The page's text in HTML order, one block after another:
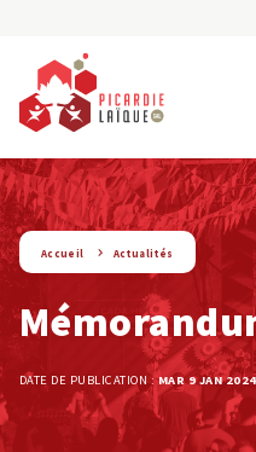
string(9) « actualite »
Accueil Actualités
DATE DE PUBLICATION :MAR 9 JAN 2024